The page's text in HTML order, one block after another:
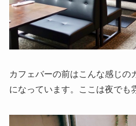
カフェバーの前はこんな感じの
になっています。ここは夜でも